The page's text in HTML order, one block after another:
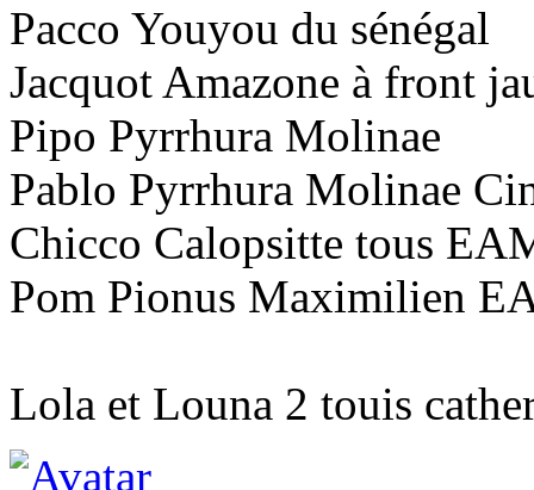
Pacco Youyou du sénégal
Jacquot Amazone à front
Pipo Pyrrhura Molinae
Pablo Pyrrhura Molinae
Chicco Calopsitte tous
Pom Pionus Maximilien
Lola et Louna 2 touis